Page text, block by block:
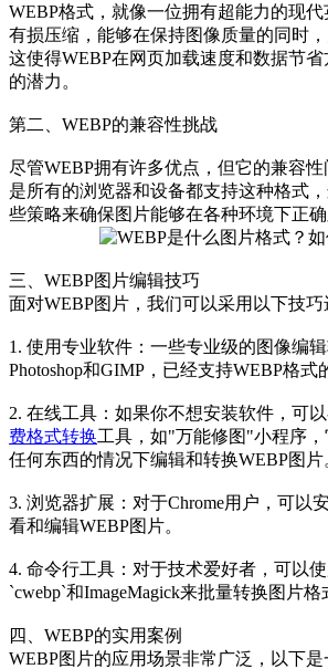
WEBP格式，就像一位拥有超能力的现
有损压缩，能够在保持图像质量的同时，
这使得WEBP在网页加载速度和数据节
的潜力。
第二、WEBP的兼容性挑战
尽管WEBP拥有许多优点，但它的兼容
是所有的浏览器和设备都支持这种格式
些策略来确保图片能够在各种环境下正确
三、WEBP图片编辑技巧
面对WEBP图片，我们可以采用以下技巧
1. 使用专业软件：一些专业级的图像编
Photoshop和GIMP，已经支持WEBP格式
2. 在线工具：如果你不想安装软件，可
费格式转换工具，如"万能修图"小程序
任何东西的情况下编辑和转换WEBP图片
3. 浏览器扩展：对于Chrome用户，可以
看和编辑WEBP图片。
4. 命令行工具：对于技术爱好者，可以
`cwebp`和ImageMagick来批量转换图片格
四、WEBP的实用案例
WEBP图片的应用场景非常广泛，以下是